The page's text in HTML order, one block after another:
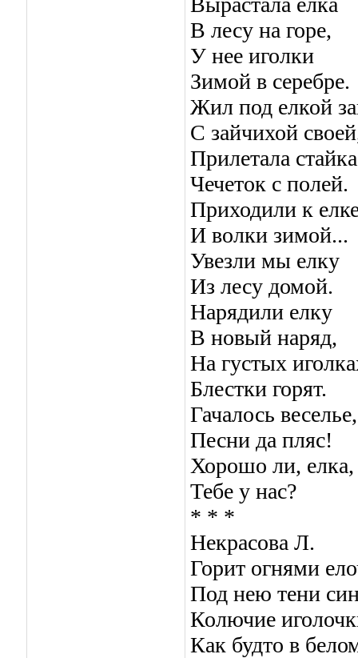
В лесу на горе,
У нее иголки
Зимой в серебре.
Жил под елкой
С зайчихой
Прилетала стайка
Чечеток с полей.
Приходили к
И волки зимой...
Увезли мы елку
Из лесу домой.
Нарядили елку
В новый наряд,
На густых
Блестки горят.
Гачалось веселье,
Песни да пляс!
Хорошо ли, елка,
Тебе у нас?
* * *
Некрасова Л.
Горит огнями
Под нею тени
Колючие
Как будто в